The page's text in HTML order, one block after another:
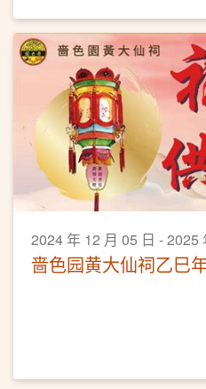
2024 年 12 月 05 日 - 2025
啬色园黄大仙祠乙巳